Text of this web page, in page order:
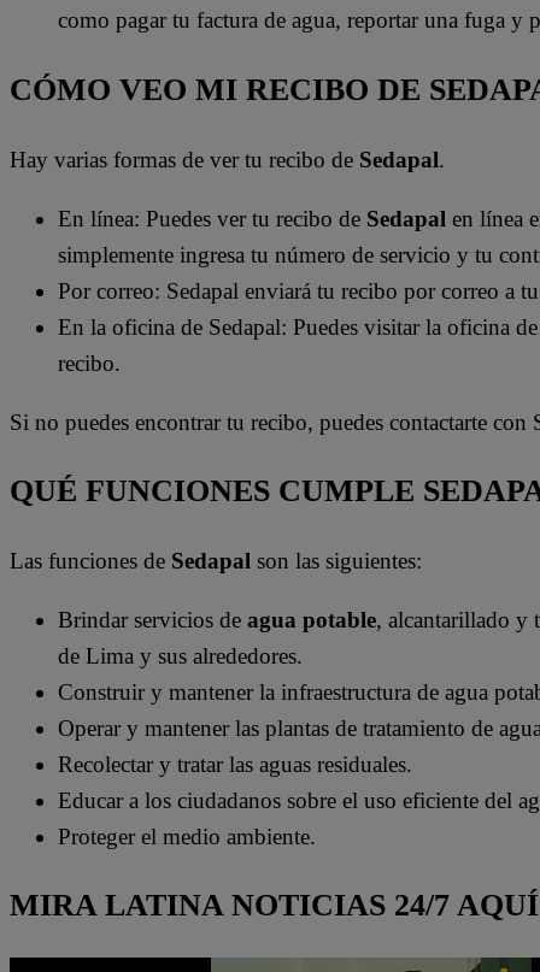
como pagar tu factura de agua, reportar una fuga y
CÓMO VEO MI RECIBO DE
Hay varias formas de ver tu recibo de Sedapal.
En línea: Puedes ver tu recibo de Sedapal en línea
simplemente ingresa tu número de servicio y tu
Por correo: Sedapal enviará tu recibo por correo a
En la oficina de Sedapal: Puedes visitar la oficina
recibo.
Si no puedes encontrar tu recibo, puedes contactarte
QUÉ FUNCIONES CUMPLE
Las funciones de Sedapal son las siguientes:
Brindar servicios de agua potable, alcantarillado y
de Lima y sus alrededores.
Construir y mantener la infraestructura de agua
Operar y mantener las plantas de tratamiento de
Recolectar y tratar las aguas residuales.
Educar a los ciudadanos sobre el uso eficiente del
Proteger el medio ambiente.
MIRA LATINA NOTICIAS 24/7 AQUÍ